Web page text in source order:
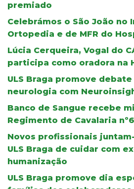
premiado
Celebrámos o São João no
Ortopedia e de MFR do
Lúcia Cerqueira, Vogal do
participa como oradora na
ULS Braga promove
neurologia com
Banco de Sangue recebe
Regimento de Cavalaria
Novos profissionais
ULS Braga de cuidar com
humanização
ULS Braga promove dia